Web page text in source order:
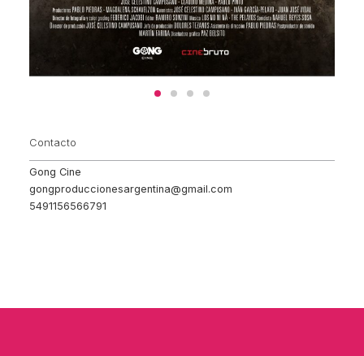
Contacto
Gong Cine
gongproduccionesargentina@gmail.com
5491156566791